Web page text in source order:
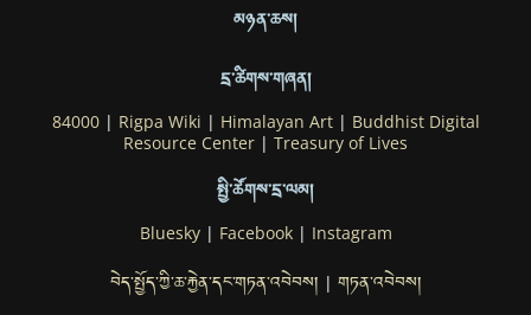
མཉན་ཆས།
དྲ་ཚིགས་གཞན།
84000| Rigpa Wiki | Himalayan Art| Buddhist Digital
Resource Center | Treasury of Lives
སྤྱི་ཚོགས་དྲ་ལམ།
Bluesky| Facebook| Instagram
བེད་སྤྱོད་ཀྱི་ཆ་རྐྱེན་དང་གཏན་འབེབས། | གཏན་འབེབས།